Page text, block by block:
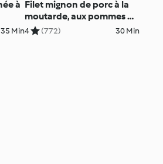
à
35 Min
Filet mignon de porc à la
moutarde, aux pommes de
terre et au brocoli
4 (772) 30 Min